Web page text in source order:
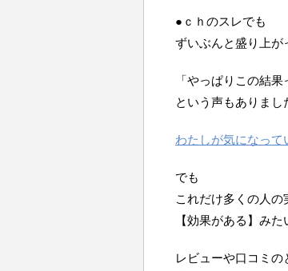
●ｃｈのスレでも
ずいぶんと盛り上が
「やっぱりこの結
という声もありまし
わたしが気になって
でも
これだけ多くの人の
【効果がある】み
レビューや口コミの